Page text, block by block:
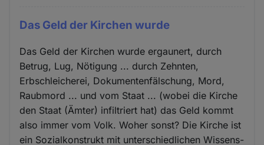
Das Geld der Kirchen wurde
Das Geld der Kirchen wurde ergaunert, durch
Betrug, Lug, Nötigung ... durch Zehnten,
Erbschleicherei, Dokumentenfälschung, Mord,
Raubmord ... und vom Staat ... (wobei die Kirche
den Staat (Ämter) infiltriert hat) das Geld kommt
also immer vom Volk. Woher sonst? Die Kirche ist
ein Sozialkonstrukt mit unterschiedlichen Wissens-